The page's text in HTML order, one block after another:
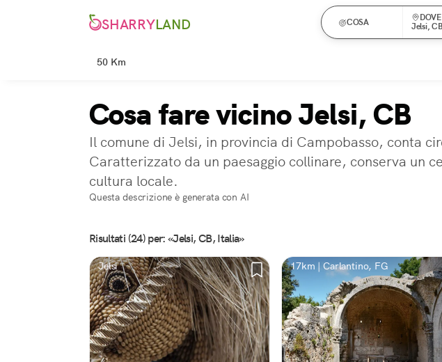
SHARRYLAND COSA
DOVE
Jelsi,
50 Km
Cosa fare vicino Jelsi, CB
Il comune di Jelsi, in provincia di Campobasso, conta
Caratterizzato da un paesaggio collinare, conserva un
cultura locale.
Questa descrizione è generata con AI
Risultati (24) per: «Jelsi, CB, Italia»
Jelsi 17km | Carlantino, FG